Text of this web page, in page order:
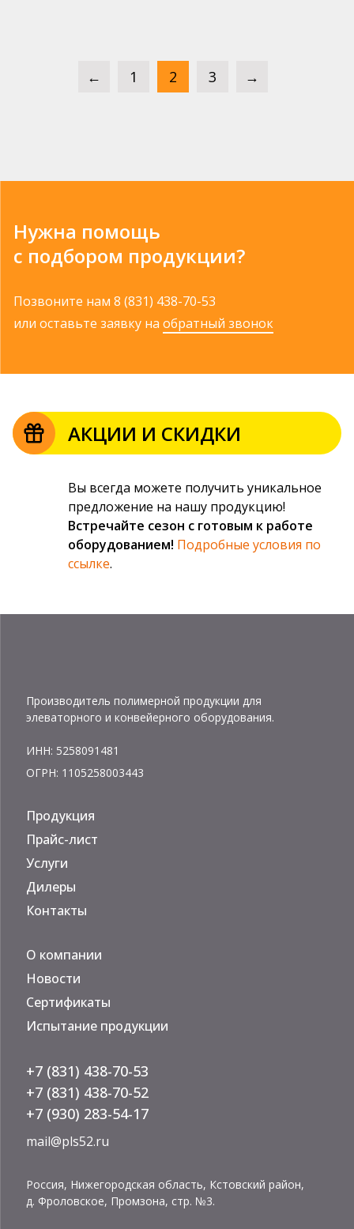
← 1 2 3 →
Нужна помощь
с подбором продукции?
Позвоните нам 8 (831) 438-70-53
или оставьте заявку на обратный звонок
АКЦИИ И СКИДКИ
Вы всегда можете получить уникальное
предложение на нашу продукцию!
Встречайте сезон с готовым к работе
оборудованием! Подробные условия по
ссылке.
Производитель полимерной продукции для
элеваторного и конвейерного оборудования.
ИНН: 5258091481
ОГРН: 1105258003443
Продукция
Прайс-лист
Услуги
Дилеры
Контакты
О компании
Новости
Сертификаты
Испытание продукции
+7 (831) 438-70-53
+7 (831) 438-70-52
+7 (930) 283-54-17
mail@pls52.ru
Россия, Нижегородская область, Кстовский район,
д. Фроловское, Промзона, стр. №3.